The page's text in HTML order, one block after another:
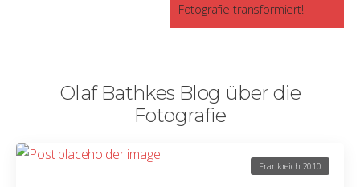
Fotografie transformiert!
Olaf Bathkes Blog über die
Fotografie
Frankreich 2010